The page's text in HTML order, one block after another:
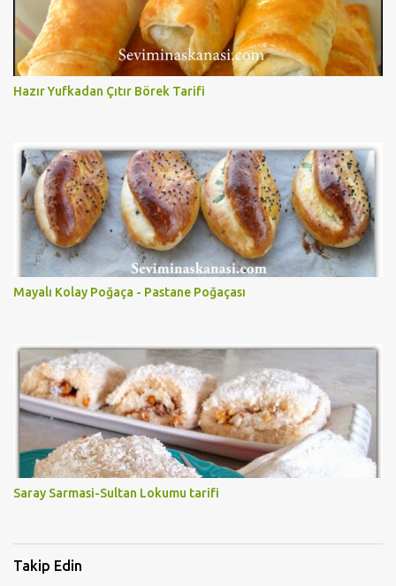
Hazır Yufkadan Çıtır Börek Tarifi
Mayalı Kolay Poğaça - Pastane Poğaçası
Saray Sarmasi-Sultan Lokumu tarifi
Takip Edin